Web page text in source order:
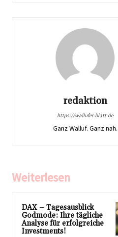
redaktion
https://wallufer-blatt.de
Ganz Walluf. Ganz nah.
Weiterlesen
DAX – Tagesausblick
Godmode: Ihre tägliche
Analyse für erfolgreiche
Investments!